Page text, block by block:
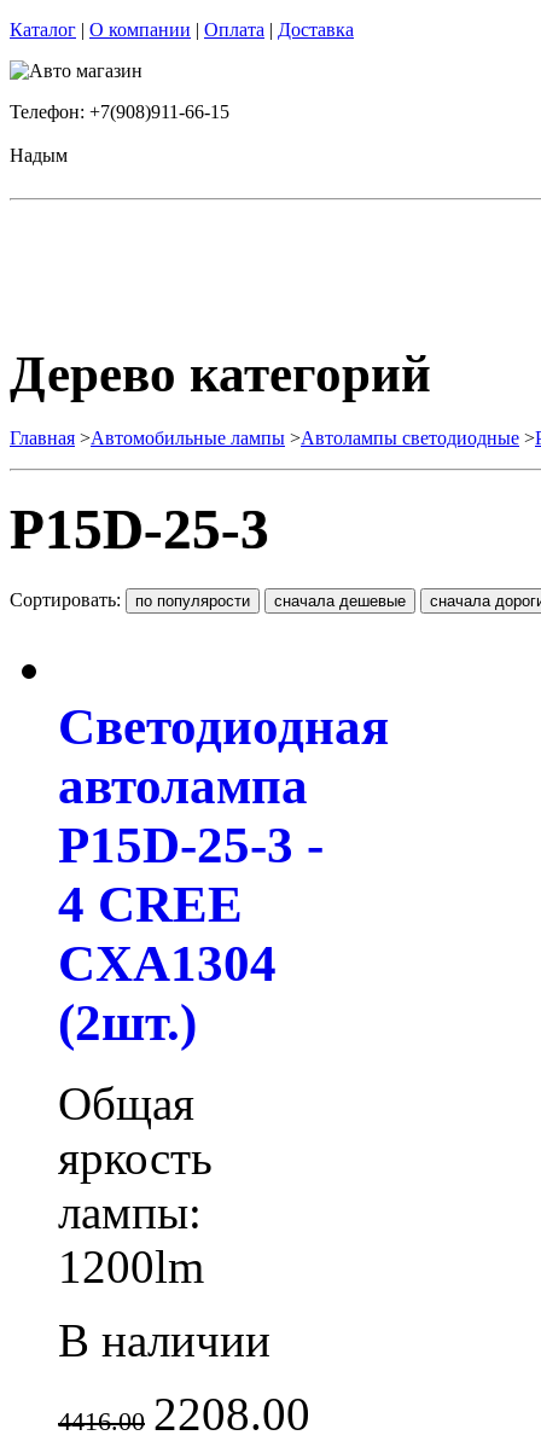
Каталог | О компании | Оплата | Доставка
Телефон: +7(908)911-66-15
Надым
Дерево категорий
Главная >Автомобильные лампы >Автолампы светодиодные >
P15D-25-3
Сортировать:
Светодиодная
автолампа
P15D-25-3 -
4 CREE
CXA1304
(2шт.)
Общая
яркость
лампы:
1200lm
В наличии
4416.00 2208.00